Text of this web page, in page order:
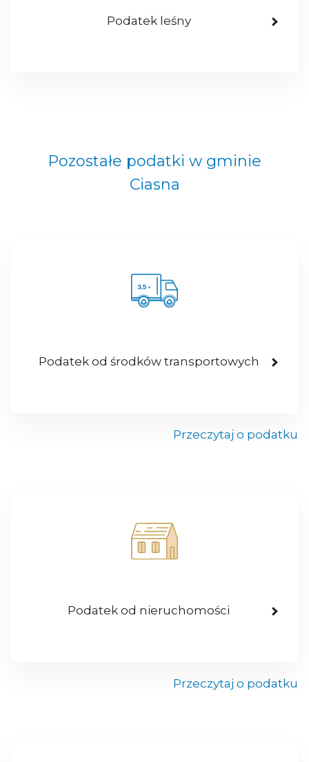
Podatek leśny
Pozostałe podatki w gminie
Ciasna
Podatek od środków transportowych
Przeczytaj o podatku
Podatek od nieruchomości
Przeczytaj o podatku